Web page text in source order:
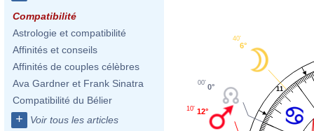
Compatibilité
Astrologie et compatibilité
Affinités et conseils
Affinités de couples célèbres
Ava Gardner et Frank Sinatra
Compatibilité du Bélier
+ Voir tous les articles
11
6°
40'
0°
00'
12°
10'